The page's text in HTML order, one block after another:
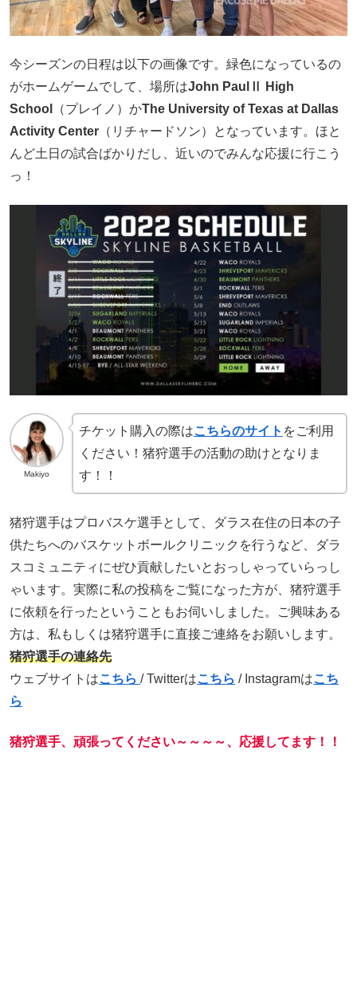
今シーズンの日程は以下の画像です。緑色になっているの
がホームゲームでして、場所はJohn PaulⅡ High
School
（プレイノ）かThe University of Texas at Dallas
Activity Center （リチャードソン）となっています。ほと
んど土日の試合ばかりだし、近いのでみんな応援に行こう
っ！
Makiyo
チケット購入の際はこちらのサイト をご利用
ください！猪狩選手の活動の助けとなりま
す！！
猪狩選手はプロバスケ選手として、ダラス在住の日本の子
供たちへのバスケットボールクリニックを行うなど、ダラ
スコミュニティにぜひ貢献したいとおっしゃっていらっし
ゃいます。実際に私の投稿をご覧になった方が、猪狩選手
に依頼を行ったということもお伺いしました。ご興味ある
方は、私もしくは猪狩選手に直接ご連絡をお願いします。
猪狩選手の連絡先
ウェブサイトはこちら / Twitterはこちら / Instagramはこち
ら
猪狩選手、頑張ってください～～～～、応援してます！！